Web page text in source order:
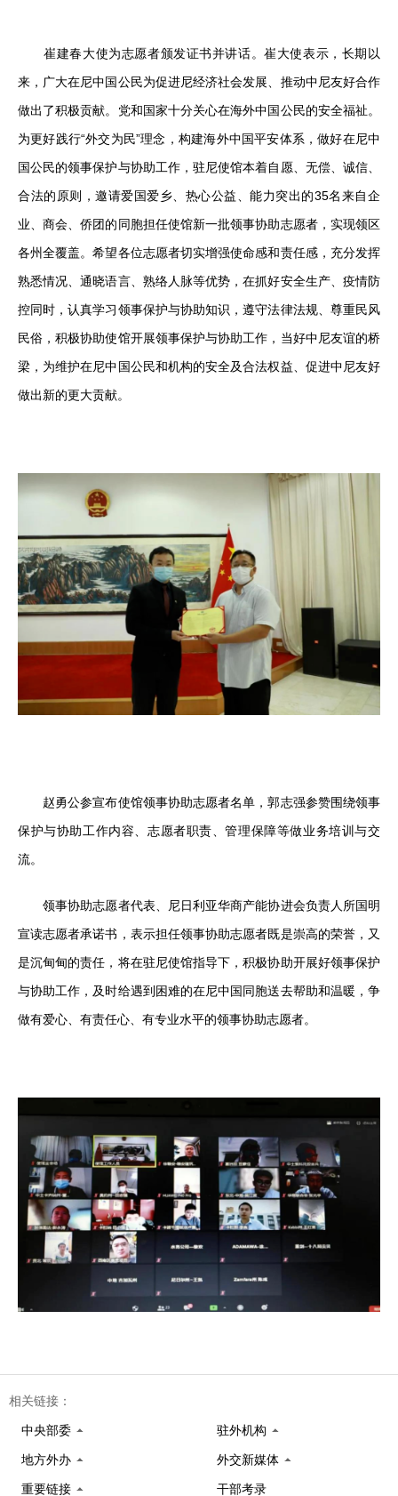
崔建春大使为志愿者颁发证书并讲话。崔大使表示，长期以
来，广大在尼中国公民为促进尼经济社会发展、推动中尼友好合作
做出了积极贡献。党和国家十分关心在海外中国公民的安全福祉。
为更好践行“外交为民”理念，构建海外中国平安体系，做好在尼中
国公民的领事保护与协助工作，驻尼使馆本着自愿、无偿、诚信、
合法的原则，邀请爱国爱乡、热心公益、能力突出的35名来自企
业、商会、侨团的同胞担任使馆新一批领事协助志愿者，实现领区
各州全覆盖。希望各位志愿者切实增强使命感和责任感，充分发挥
熟悉情况、通晓语言、熟络人脉等优势，在抓好安全生产、疫情防
控同时，认真学习领事保护与协助知识，遵守法律法规、尊重民风
民俗，积极协助使馆开展领事保护与协助工作，当好中尼友谊的桥
梁，为维护在尼中国公民和机构的安全及合法权益、促进中尼友好
做出新的更大贡献。
赵勇公参宣布使馆领事协助志愿者名单，郭志强参赞围绕领事
保护与协助工作内容、志愿者职责、管理保障等做业务培训与交
流。
领事协助志愿者代表、尼日利亚华商产能协进会负责人所国明
宣读志愿者承诺书，表示担任领事协助志愿者既是崇高的荣誉，又
是沉甸甸的责任，将在驻尼使馆指导下，积极协助开展好领事保护
与协助工作，及时给遇到困难的在尼中国同胞送去帮助和温暖，争
做有爱心、有责任心、有专业水平的领事协助志愿者。
相关链接：
中央部委 驻外机构
地方外办 外交新媒体
重要链接 干部考录